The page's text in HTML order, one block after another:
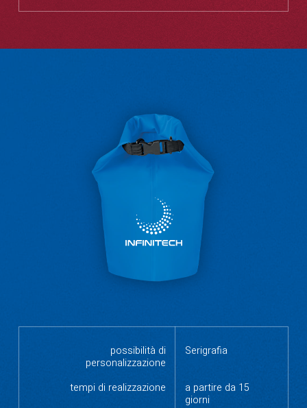
possibilità di
personalizzazione
Serigrafia
tempi di realizzazione
a partire da 15
giorni